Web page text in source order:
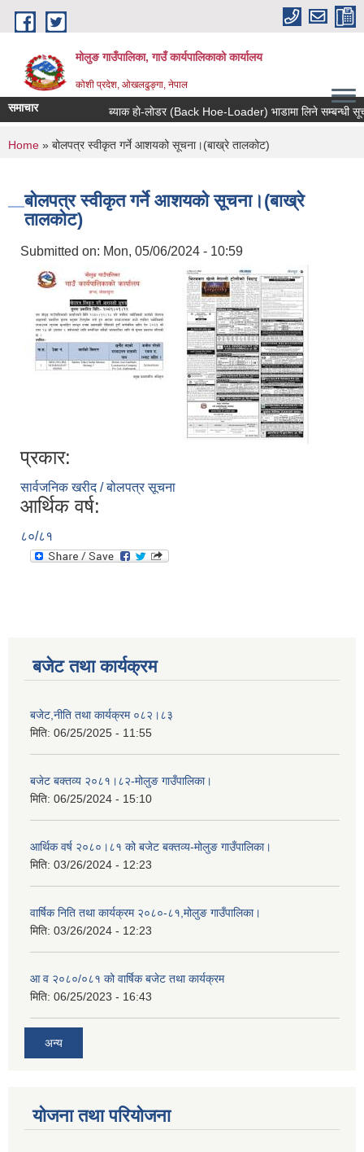
Skip to main content
मोलुङ गाउँपालिका, गाउँ कार्यपालिकाको कार्यालय
कोशी प्रदेश, ओखलढुङ्गा, नेपाल
समाचार ब्याक हाे-लाेडर (Back Hoe-Loader) भाडामा लिने सम्बन्धी सूचना
You are here
Home » बोलपत्र स्वीकृत गर्ने आशयको सूचना।(बाख्रे तालकोट)
बोलपत्र स्वीकृत गर्ने आशयको सूचना।(बाख्रे
तालकोट)
Submitted on: Mon, 05/06/2024 - 10:59
प्रकार:
सार्वजनिक खरीद / बोलपत्र सूचना
आर्थिक वर्ष:
८०/८१
बजेट तथा कार्यक्रम
बजेट,नीति तथा कार्यक्रम ०८२।८३
मिति: 06/25/2025 - 11:55
बजेट बक्तव्य २०८१।८२-मोलुङ गाउँपालिका।
मिति: 06/25/2024 - 15:10
आर्थिक वर्ष २०८०।८१ को बजेट बक्तव्य-मोलुङ गाउँपालिका।
मिति: 03/26/2024 - 12:23
वार्षिक निति तथा कार्यक्रम २०८०-८१,मोलुङ गाउँपालिका।
मिति: 03/26/2024 - 12:23
आ व २०८०/०८१ को वार्षिक बजेट तथा कार्यक्रम
मिति: 06/25/2023 - 16:43
अन्य
योजना तथा परियोजना